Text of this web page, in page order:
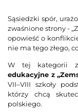
Sąsiedzki spór,
zwaśnione strony -
opowieść o
nie ma tego złego,
W tej kategorii
edukacyjne z
VII–VIII szkoły
którzy chcą
polskiego.